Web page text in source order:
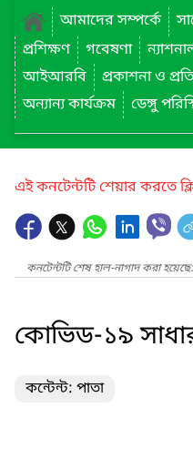
আমাদের সম্পর্কে
প্রশিক্ষণ
গবেষণা
আইআরবি
প্রকাশনা ও
অন্যান্য কার্যক্রম
ডেঙ্গু
এই কনটেন্টটি শেয়ার করতে
কনটেন্টটি শেষ হাল-নাগাদ করা
কোভিড-১৯
কন্টেন্ট: পাতা